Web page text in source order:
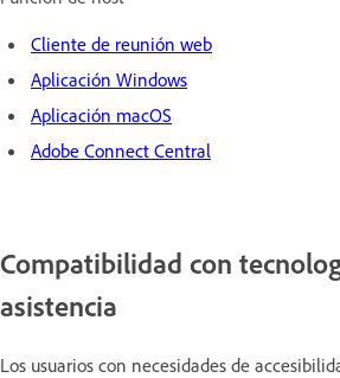
Cliente de reunión web
Aplicación Windows
Aplicación macOS
Adobe Connect Central
Compatibilidad con
asistencia
Los usuarios con necesidades de